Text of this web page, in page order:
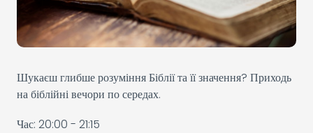
Шукаєш глибше розуміння Біблії та її значення? Приходь
на біблійні вечори по середах.
Час: 20:00 - 21:15